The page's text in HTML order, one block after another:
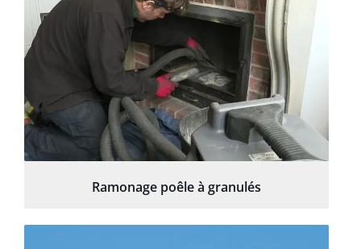
Ramonage poêle à granulés